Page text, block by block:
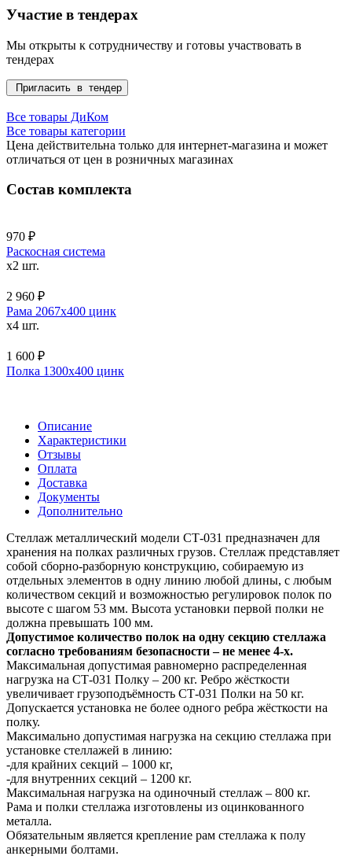
Участие в тендерах
Мы открыты к сотрудничеству и готовы участвовать в
тендерах
Пригласить в тендер
Все товары ДиКом
Все товары категории
Цена действительна только для интернет-магазина и может
отличаться от цен в розничных магазинах
Состав комплекта
970 ₽
Раскосная система
x2 шт.
2 960 ₽
Рама 2067х400 цинк
x4 шт.
1 600 ₽
Полка 1300x400 цинк
Описание
Характеристики
Отзывы
Оплата
Доставка
Документы
Дополнительно
Стеллаж металлический модели СТ-031 предназначен для
хранения на полках различных грузов. Стеллаж представляет
собой сборно-разборную конструкцию, собираемую из
отдельных элементов в одну линию любой длины, с любым
количеством секций и возможностью регулировок полок по
высоте с шагом 53 мм. Высота установки первой полки не
должна превышать 100 мм.
Допустимое количество полок на одну секцию стеллажа
согласно требованиям безопасности – не менее 4-х.
Максимальная допустимая равномерно распределенная
нагрузка на СТ-031 Полку – 200 кг. Ребро жёсткости
увеличивает грузоподъёмность СТ-031 Полки на 50 кг.
Допускается установка не более одного ребра жёсткости на
полку.
Максимально допустимая нагрузка на секцию стеллажа при
установке стеллажей в линию:
-для крайних секций – 1000 кг,
-для внутренних секций – 1200 кг.
Максимальная нагрузка на одиночный стеллаж – 800 кг.
Рама и полки стеллажа изготовлены из оцинкованного
металла.
Обязательным является крепление рам стеллажа к полу
анкерными болтами.